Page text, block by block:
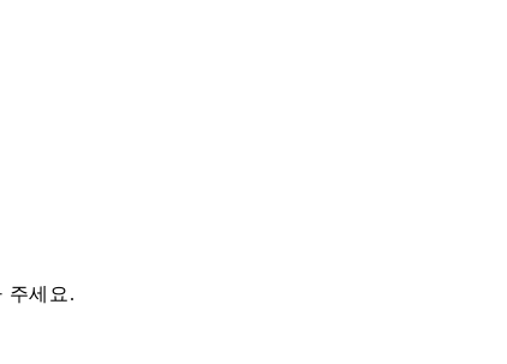
주세요.